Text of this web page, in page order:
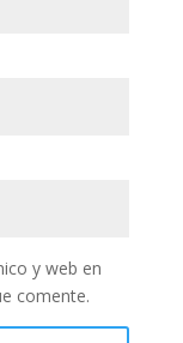
y web en
comente.